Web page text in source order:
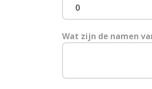
Wat zijn de namen